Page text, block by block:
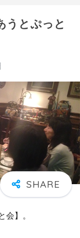
うとぷっと
会】。